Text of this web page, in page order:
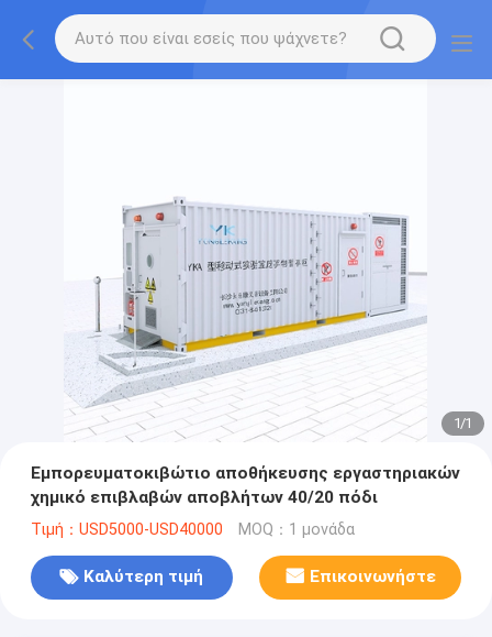
1/1
Εμπορευματοκιβώτιο αποθήκευσης εργαστηριακών
χημικό επιβλαβών αποβλήτων 40/20 πόδι
Τιμή：USD5000-USD40000 MOQ：1 μονάδα
Καλύτερη τιμή Επικοινωνήστε